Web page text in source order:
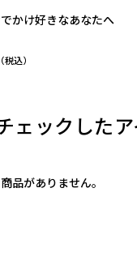
かけ好きなあなたへ
ェックしたア
品がありません。